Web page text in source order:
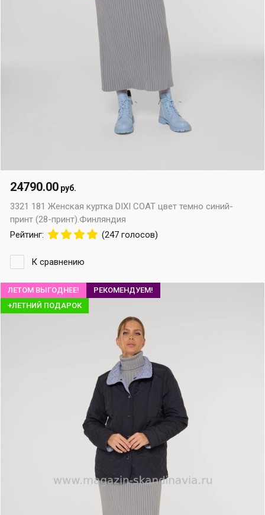
3321 181 Женская куртка DIXI COAT цвет темно синий-
принт (28-принт).Финляндия
Рейтинг:
(247 голосов)
24790.00 руб.
К сравнению
ЛЕТОМ ВЫГОДНЕЕ!
РЕКОМЕНДУЕМ!
+ЛЕТНИЙ ПОДАРОК